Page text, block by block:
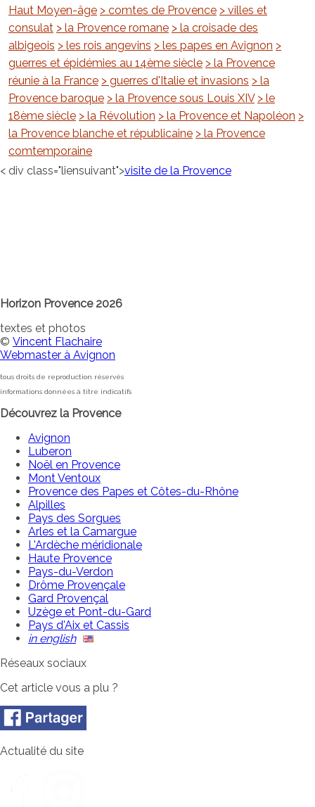
Haut Moyen-âge > comtes de Provence > villes et
consulat > la Provence romane > la croisade des
albigeois > les rois angevins > les papes en Avignon >
guerres et épidémies au 14ème siècle > la Provence
réunie à la France > guerres d'Italie et invasions > la
Provence baroque > la Provence sous Louis XIV > le
18ème siècle > la Révolution > la Provence et Napoléon >
la Provence blanche et républicaine > la Provence
comtemporaine
< div class="liensuivant">visite de la Provence
Horizon Provence 2026
textes et photos
© Vincent Flachaire
Webmaster à Avignon
tous droits de reproduction réservés
informations données à titre indicatifs
Découvrez la Provence
Avignon
Luberon
Noël en Provence
Mont Ventoux
Provence des Papes et Côtes-du-Rhône
Alpilles
Pays des Sorgues
Arles et la Camargue
L'Ardèche méridionale
Haute Provence
Pays-du-Verdon
Drôme Provençale
Gard Provençal
Uzège et Pont-du-Gard
Pays d'Aix et Cassis
in english
Réseaux sociaux
Cet article vous a plu ?
Actualité du site